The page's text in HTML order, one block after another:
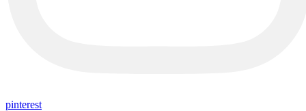
pinterest